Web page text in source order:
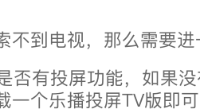
不到电视，那么需要
否有投屏功能，如果
一个乐播投屏TV版即